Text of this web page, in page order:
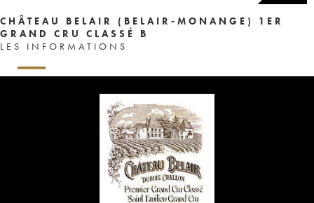
CHÂTEAU BELAIR (BELAIR-MONANGE) 1ER
GRAND CRU CLASSÉ B
LES INFORMATIONS